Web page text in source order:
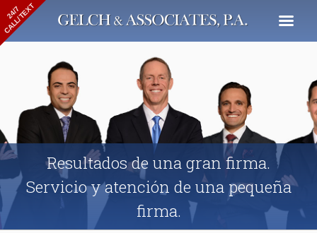
24/7
CALL/TEXT
Resultados de una gran firma.
Servicio y atención de una pequeña
firma.